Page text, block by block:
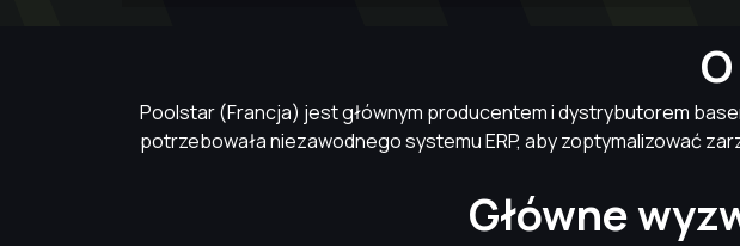
Poolstar (Francja) jest głównym producentem i dystrybutorem
potrzebowała niezawodnego systemu ERP, aby zoptymalizować
Główne